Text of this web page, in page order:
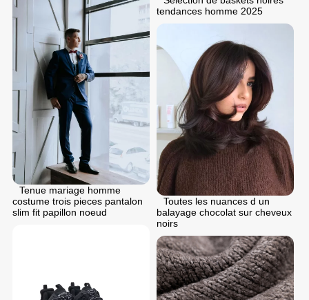
tendances homme 2025
Tenue mariage homme
costume trois pieces pantalon
slim fit papillon noeud
Toutes les nuances d un
balayage chocolat sur cheveux
noirs